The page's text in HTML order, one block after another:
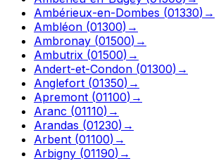
Ambérieux-en-Dombes (01330) →
Ambléon (01300) →
Ambronay (01500) →
Ambutrix (01500) →
Andert-et-Condon (01300) →
Anglefort (01350) →
Apremont (01100) →
Aranc (01110) →
Arandas (01230) →
Arbent (01100) →
Arbigny (01190) →